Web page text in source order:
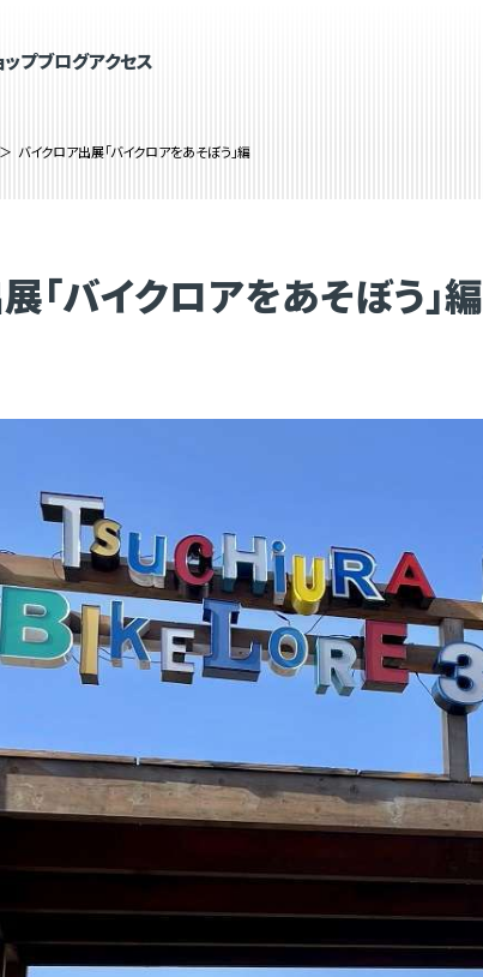
ップブログアクセス
バイクロア出展「バイクロアをあそぼう」編
「バイクロアをあそぼう」編